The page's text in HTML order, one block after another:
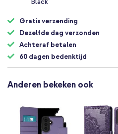
Gratis verzending
Dezelfde dag verzonden
Achteraf betalen
60 dagen bedenktijd
Anderen bekeken ook